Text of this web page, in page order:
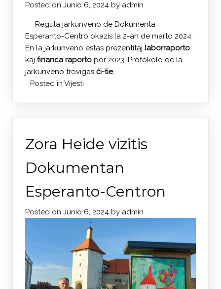
Posted on Junio 6, 2024 by admin
Regula jarkunveno de Dokumenta
Esperanto-Centro okazis la 2-an de marto 2024.
En la jarkunveno estas prezentitaj laborraporto
kaj financa raporto por 2023. Protokolo de la
jarkunveno trovigas ĉi-tie.
Posted in Vijesti
Zora Heide vizitis
Dokumentan
Esperanto-Centron
Posted on Junio 6, 2024 by admin